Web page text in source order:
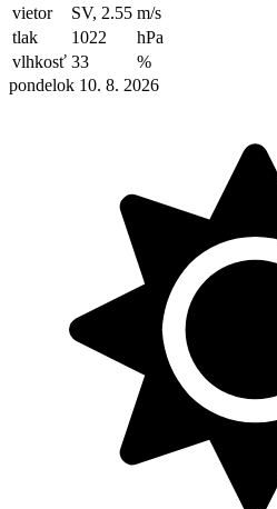
vietor
SV, 2.55 m/s
tlak
1022
hPa
vlhkosť 33
%
pondelok 10. 8. 2026